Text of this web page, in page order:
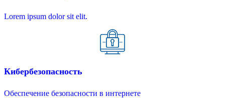
Lorem ipsum dolor sit elit.
Кибербезопасность
Обеспечение безопасности в интернете